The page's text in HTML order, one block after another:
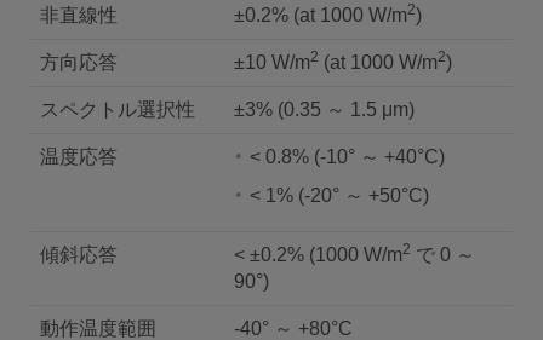
非直線性 ±0.2% (at 1000 W/m2)
方向応答 ±10 W/m2 (at 1000 W/m2)
スペクトル選択性 ±3% (0.35 ～ 1.5 μm)
温度応答
< 0.8% (-10° ～ +40°C)
< 1% (-20° ～ +50°C)
傾斜応答 < ±0.2% (1000 W/m2 で 0 ～
90°)
動作温度範囲 -40° ～ +80°C